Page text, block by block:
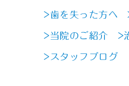
>歯を失った方へ
>当院のご紹介 >
>スタッフブログ